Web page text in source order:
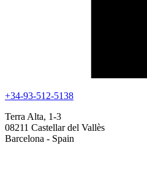
+34-93-512-5138
Terra Alta, 1-3
08211 Castellar del Vallès
Barcelona - Spain